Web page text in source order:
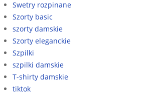
Swetry rozpinane
Szorty basic
szorty damskie
Szorty eleganckie
Szpilki
szpilki damskie
T-shirty damskie
tiktok